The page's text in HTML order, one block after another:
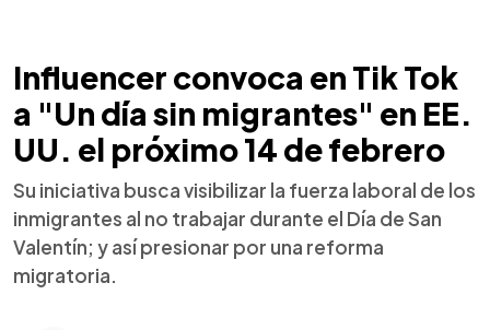
Influencer convoca en Tik Tok
a "Un día sin migrantes" en EE.
UU. el próximo 14 de febrero
Su iniciativa busca visibilizar la fuerza laboral de los
inmigrantes al no trabajar durante el Día de San
Valentín; y así presionar por una reforma
migratoria.